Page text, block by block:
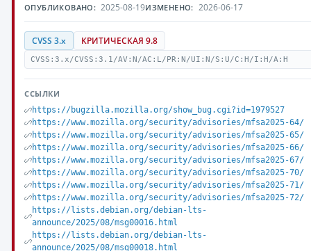
ОПУБЛИКОВАНО: 2025-08-19ИЗМЕНЕНО: 2026-06-17
CVSS 3.x КРИТИЧЕСКАЯ 9.8
CVSS:3.x/CVSS:3.1/AV:N/AC:L/PR:N/UI:N/S:U/C:H/I:H/A:H
ССЫЛКИ
https://bugzilla.mozilla.org/show_bug.cgi?id=1979527
https://www.mozilla.org/security/advisories/mfsa2025-64/
https://www.mozilla.org/security/advisories/mfsa2025-65/
https://www.mozilla.org/security/advisories/mfsa2025-66/
https://www.mozilla.org/security/advisories/mfsa2025-67/
https://www.mozilla.org/security/advisories/mfsa2025-70/
https://www.mozilla.org/security/advisories/mfsa2025-71/
https://www.mozilla.org/security/advisories/mfsa2025-72/
https://lists.debian.org/debian-lts-
announce/2025/08/msg00016.html
https://lists.debian.org/debian-lts-
announce/2025/08/msg00018.html